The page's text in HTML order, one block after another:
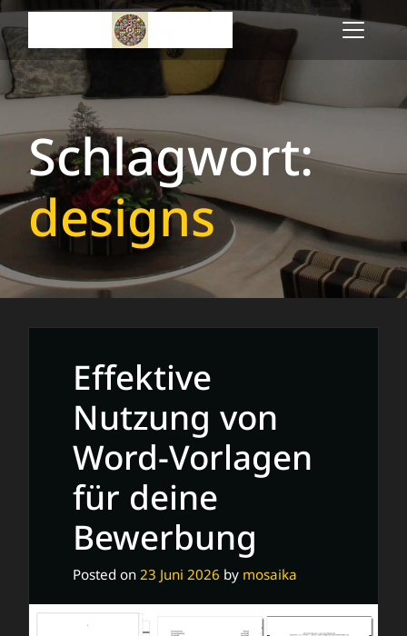
Skip
to
content
Schlagwort:
designs
Effektive
Nutzung von
Word-Vorlagen
für deine
Bewerbung
Posted on 23 Juni 2026 by mosaika